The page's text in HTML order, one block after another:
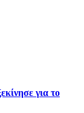
για το